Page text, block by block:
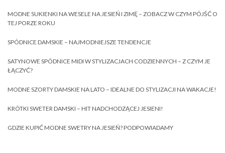
MODNE SUKIENKI NA WESELE NA JESIEŃ I ZIMĘ – ZOBACZ W CZYM PÓJŚĆ O
TEJ PORZE ROKU
SPÓDNICE DAMSKIE – NAJMODNIEJSZE TENDENCJE
SATYNOWE SPÓDNICE MIDI W STYLIZACJACH CODZIENNYCH – Z CZYM JE
ŁĄCZYĆ?
MODNE SZORTY DAMSKIE NA LATO – IDEALNE DO STYLIZACJI NA WAKACJE!
KRÓTKI SWETER DAMSKI – HIT NADCHODZĄCEJ JESIENI!
GDZIE KUPIĆ MODNE SWETRY NA JESIEŃ? PODPOWIADAMY